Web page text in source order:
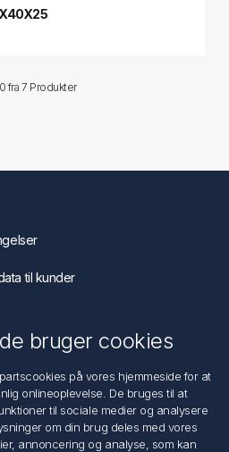
fra 7 Produkter
til kunder
bruger cookies
på vores hjemmeside for at
onlineoplevelse. De bruges til at
til sociale medier og analysere
om din brug deles med vores
annoncering og analyse, som kan